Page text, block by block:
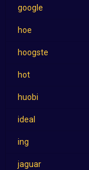
google
hoe
hoogste
hot
huobi
ideal
ing
jaguar